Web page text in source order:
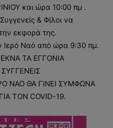
και ώρα 10:00 πμ .
& Φίλοι να
εκφορά της.
Ιερό Ναό από ώρα 9:30 πμ.
ΤΑ ΕΓΓΟΝΙΑ
ΣΥΓΓΕΝΕΙΣ
ΝΑΟ ΘΑ ΓΙΝΕΙ ΣΥΜΦΩΝΑ
ΤΟΝ COVID-19.